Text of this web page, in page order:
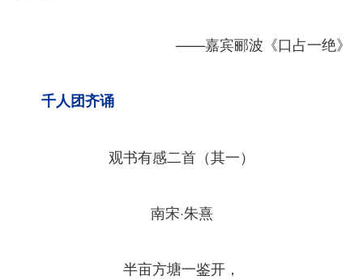
——嘉宾郦波《口占一绝》
千人团齐诵
观书有感二首（其一）
南宋·朱熹
半亩方塘一鉴开，